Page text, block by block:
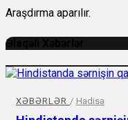
Araşdırma aparılır.
Əlaqəli Xəbərlər
XƏBƏRLƏR / Hadisə